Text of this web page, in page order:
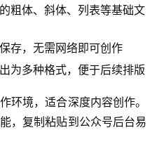
粗体、斜体、列表等基础文
存，无需网络即可创作
为多种格式，便于后续排版
环境，适合深度内容创作。
，复制粘贴到公众号后台易